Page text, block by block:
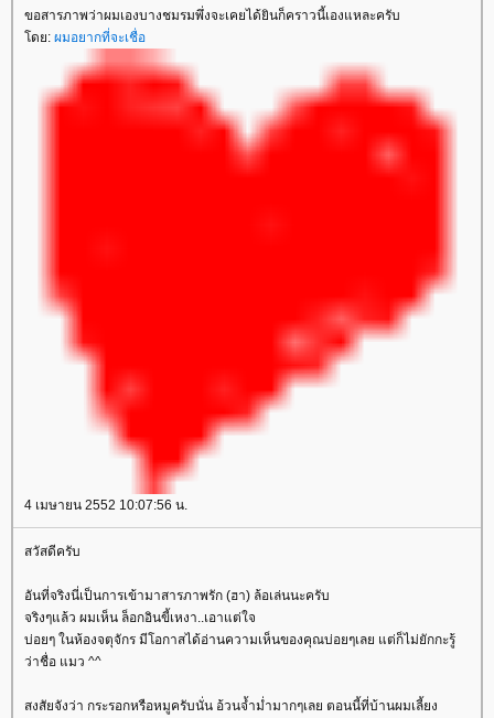
ขอสารภาพว่าผมเองบางชมรมพึ่งจะเคยได้ยินก็คราวนี้เองแหละครับ
ดย: ผมอยากที่จะเชื่อ
4 เมษายน 2552 10:07:56 น.
สวัสดีครับ
อันที่จริงนี่เป็นการเข้ามาสารภาพรัก (ฮา) ล้อเล่นนะครับ
จริงๆแล้ว ผมเห็น ล็อกอินขี้เหงา..เอาแต่ใจ
บ่อยๆ ในห้องจตุจักร มีโอกาสได้อ่านความเห็นของคุณบ่อยๆเลย แต่ก็ไม่ยักกะรู้
ว่าชื่อ แมว ^^
สงสัยจังว่า กระรอกหรือหมูครับนั่น อ้วนจ้ำม่ำมากๆเลย ตอนนี้ที่บ้านผมเลี้ยง